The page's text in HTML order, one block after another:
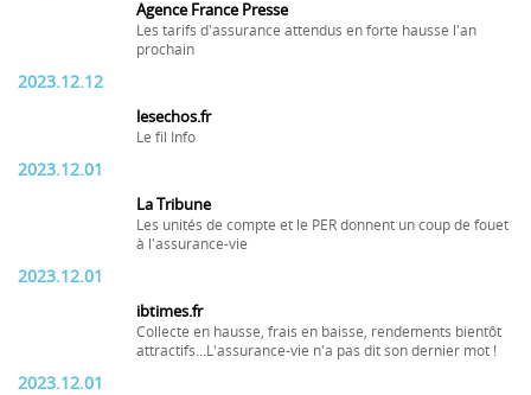
Agence France Presse
Les tarifs d'assurance attendus en forte hausse l'an
prochain
2023.12.12
lesechos.fr
Le fil Info
2023.12.01
La Tribune
Les unités de compte et le PER donnent un coup de fouet
à l'assurance-vie
2023.12.01
ibtimes.fr
Collecte en hausse, frais en baisse, rendements bientôt
attractifs...L'assurance-vie n'a pas dit son dernier mot !
2023.12.01